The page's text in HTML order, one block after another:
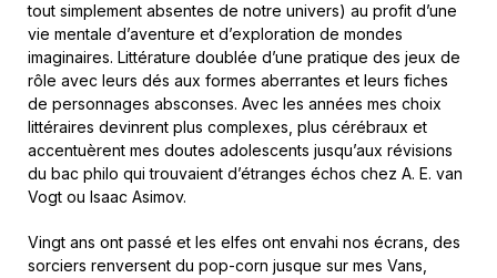
tout simplement absentes de notre univers) au profit d’une
vie mentale d’aventure et d’exploration de mondes
imaginaires. Littérature doublée d’une pratique des jeux de
rôle avec leurs dés aux formes aberrantes et leurs fiches
de personnages absconses. Avec les années mes choix
littéraires devinrent plus complexes, plus cérébraux et
accentuèrent mes doutes adolescents jusqu’aux révisions
du bac philo qui trouvaient d’étranges échos chez A. E. van
Vogt ou Isaac Asimov.
Vingt ans ont passé et les elfes ont envahi nos écrans, des
sorciers renversent du pop-corn jusque sur mes Vans,